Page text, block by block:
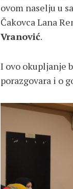
ovom naselju u
Čakovca Lana
Vranović.
I ovo okupljanje
porazgovara i o